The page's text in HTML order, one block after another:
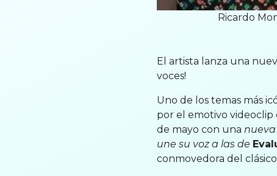
Ricardo
El artista lanza una
voces!
Uno de los temas más
por el emotivo videoclip
de mayo con una
une su voz a las de
conmovedora del